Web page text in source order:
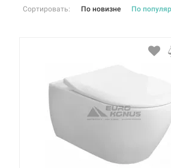
Сортировать: По новизне По